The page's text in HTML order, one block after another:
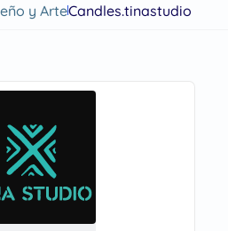
y ArteCandles.tinastudio